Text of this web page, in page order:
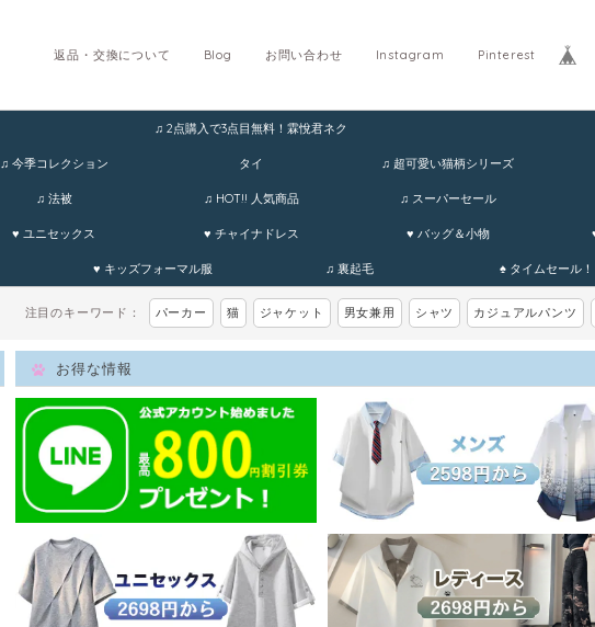
Pinterest
Instagram
お問い合わせ
Blog
返品・交換について
♫ 今季コレクション
♫ 2点購入で3点目無料！霖悅君ネク
タイ ♫ 超可愛い猫柄シリーズ
♫ 法被 ♫ HOT!! 人気商品 ♫ スーパーセール
♥ ユニセックス ♥ チャイナドレス ♥ バッグ＆小物
♥ キッズフォーマル服 ♫ 裏起毛 ♠ タイムセール！
注目のキーワード： パーカー 猫 ジャケット 男女兼用 シャツ カジュアルパンツ
お得な情報